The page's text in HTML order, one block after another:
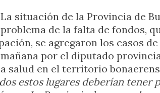
La situación de la Provincia de
problema de la falta de fondos,
se agregaron los casos
por el diputado
salud en el territorio
estos lugares deberían